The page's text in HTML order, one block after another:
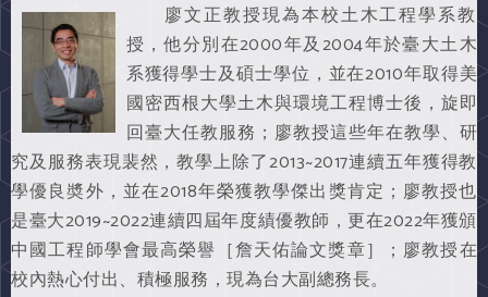
廖文正教授現為本校土木工程學系教
授，他分別在2000年及2004年於臺大土木
系獲得學士及碩士學位，並在2010年取得美
國密西根大學土木與環境工程博士後，旋即
回臺大任教服務；廖教授這些年在教學、研
究及服務表現裴然，教學上除了2013~2017連續五年獲得教
學優良奬外，並在2018年榮獲教學傑出獎肯定；廖教授也
是臺大2019~2022連續四屆年度績優教師，更在2022年獲頒
中國工程師學會最高榮譽［詹天佑論文獎章］；廖教授在
校內熱心付出、積極服務，現為台大副總務長。